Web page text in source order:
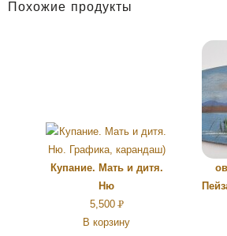
Похожие продукты
Купание. Мать и дитя.
Ню
5,500Р
УБ.
В корзину